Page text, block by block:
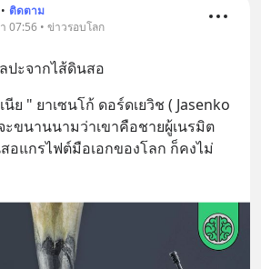
• ติดตาม
07:56 • ข่าวรอบโลก
ปะจากไส้ดินสอ
" ยาเซนโก้ ดอร์ดเยวิช ( Jasenko
ะขนานนามว่าเขาคือชายผู้เนรมิต
อแกรไฟต์มือเอกของโลก ก็คงไม่